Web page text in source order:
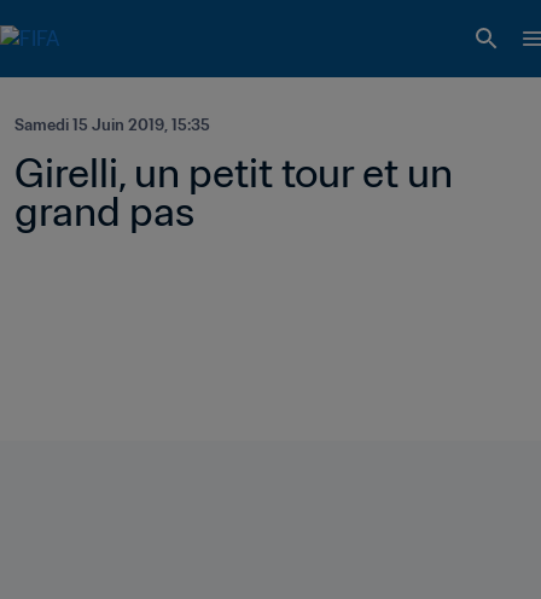
Samedi 15 Juin 2019, 15:35
Girelli, un petit tour et un
grand pas